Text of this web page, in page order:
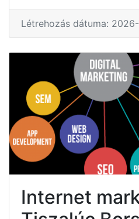
Létrehozás dátuma:
Internet